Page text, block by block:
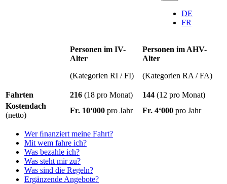
DE
FR
Personen im IV-
Alter
(Kategorien RI / FI)
Personen im AHV-
Alter
(Kategorien RA / FA)
Fahrten 216 (18 pro Monat) 144 (12 pro Monat)
Kostendach
(netto)
Fr. 10‘000 pro Jahr Fr. 4‘000 pro Jahr
Wer ﬁnanziert meine Fahrt?
Mit wem fahre ich?
Was bezahle ich?
Was steht mir zu?
Was sind die Regeln?
Ergänzende Angebote?